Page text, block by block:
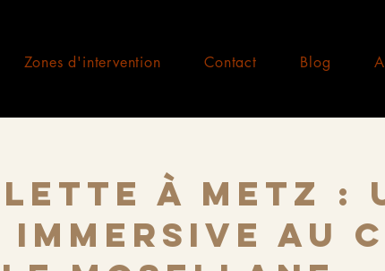
Zones d'intervention Contact Blog
à Metz :
au